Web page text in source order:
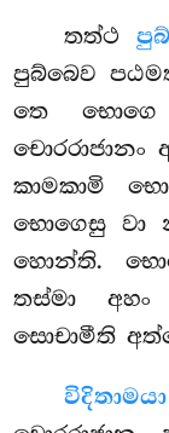
තත්ථ
පුබ්බෙව
තෙ
කාමකාමි
භොගෙසු වා
හොන්ති.
තස්මා
සොචාමීති
විදිතා